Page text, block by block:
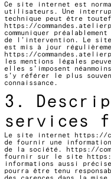
Ce site internet est
utilisateurs. Une
technique peut être
https://
communiquer
de l’intervention. Le site
est mis à jour
https://
les mentions légales
elles s’imposent
s’y référer le plus
connaissance.
3.
services
Le site internet https://
de fournir une
de la société.
https://
fournir sur le site
informations aussi
pourra être tenu